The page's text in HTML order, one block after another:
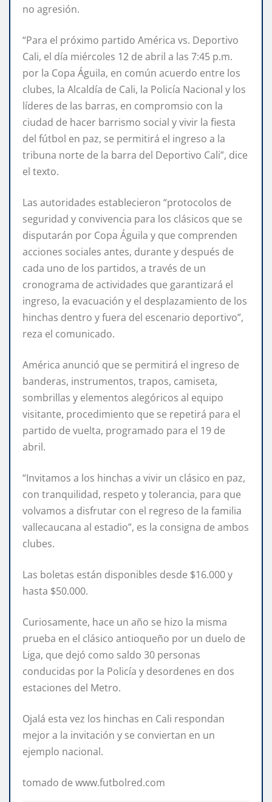
no agresión.
“Para el próximo partido América vs. Deportivo
Cali, el día miércoles 12 de abril a las 7:45 p.m.
por la Copa Águila, en común acuerdo entre los
clubes, la Alcaldía de Cali, la Policía Nacional y los
líderes de las barras, en compromsio con la
ciudad de hacer barrismo social y vivir la fiesta
del fútbol en paz, se permitirá el ingreso a la
tribuna norte de la barra del Deportivo Cali”, dice
el texto.
Las autoridades establecieron “protocolos de
seguridad y convivencia para los clásicos que se
disputarán por Copa Águila y que comprenden
acciones sociales antes, durante y después de
cada uno de los partidos, a través de un
cronograma de actividades que garantizará el
ingreso, la evacuación y el desplazamiento de los
hinchas dentro y fuera del escenario deportivo”,
reza el comunicado.
América anunció que se permitirá el ingreso de
banderas, instrumentos, trapos, camiseta,
sombrillas y elementos alegóricos al equipo
visitante, procedimiento que se repetirá para el
partido de vuelta, programado para el 19 de
abril.
“Invitamos a los hinchas a vivir un clásico en paz,
con tranquilidad, respeto y tolerancia, para que
volvamos a disfrutar con el regreso de la familia
vallecaucana al estadio”, es la consigna de ambos
clubes.
Las boletas están disponibles desde $16.000 y
hasta $50.000.
Curiosamente, hace un año se hizo la misma
prueba en el clásico antioqueño por un duelo de
Liga, que dejó como saldo 30 personas
conducidas por la Policía y desordenes en dos
estaciones del Metro.
Ojalá esta vez los hinchas en Cali respondan
mejor a la invitación y se conviertan en un
ejemplo nacional.
tomado de www.futbolred.com